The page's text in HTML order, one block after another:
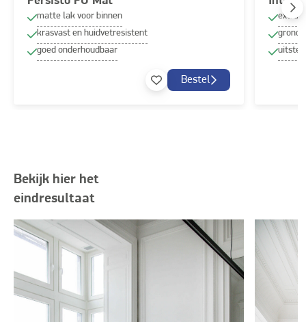
matte lak voor binnen
krasvast en huidvetresistent
goed onderhoudbaar
Bestel
extra
grond-
Bekijk hier het
eindresultaat